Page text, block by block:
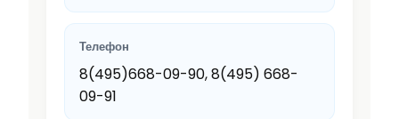
Телефон
8(495)668-09-90, 8(495) 668-
09-91